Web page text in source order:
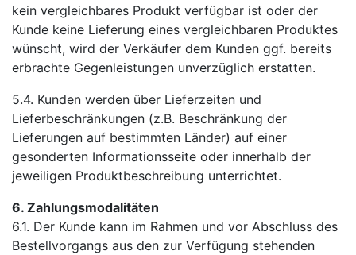
kein vergleichbares Produkt verfügbar ist oder der
Kunde keine Lieferung eines vergleichbaren Produktes
wünscht, wird der Verkäufer dem Kunden ggf. bereits
erbrachte Gegenleistungen unverzüglich erstatten.
5.4. Kunden werden über Lieferzeiten und
Lieferbeschränkungen (z.B. Beschränkung der
Lieferungen auf bestimmten Länder) auf einer
gesonderten Informationsseite oder innerhalb der
jeweiligen Produktbeschreibung unterrichtet.
6. Zahlungsmodalitäten
6.1. Der Kunde kann im Rahmen und vor Abschluss des
Bestellvorgangs aus den zur Verfügung stehenden